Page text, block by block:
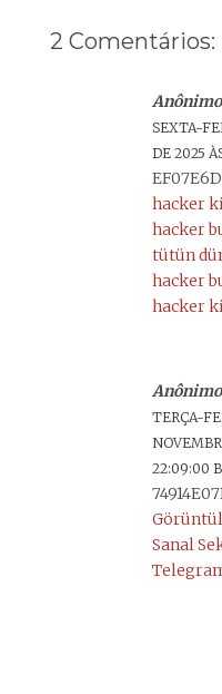
2 Comentários:
Anônimo
SEXTA-
DE 2025
hacker
hacker
tütün
hacker
hacker
Anônimo
TERÇA-
22:09:00
Sanal